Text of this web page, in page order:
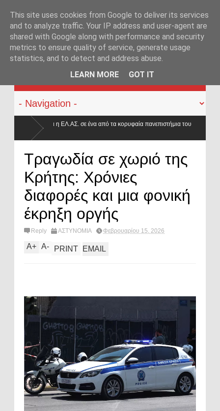
KATEHACKER
από τα κορυφαία πανεπιστήμια του
Τραγωδία σε χωριό της
Κρήτης: Χρόνιες
διαφορές και μια φονική
έκρηξη οργής
Reply ΑΣΤΥΝΟΜΙΑ Φεβρουαρίου 15, 2026
A+ A- PRINT EMAIL
This site uses cookies from Google to deliver its services
and to analyze traffic. Your IP address and user-agent are
shared with Google along with performance and security
metrics to ensure quality of service, generate usage
statistics, and to detect and address abuse.
LEARN MORE
GOT IT